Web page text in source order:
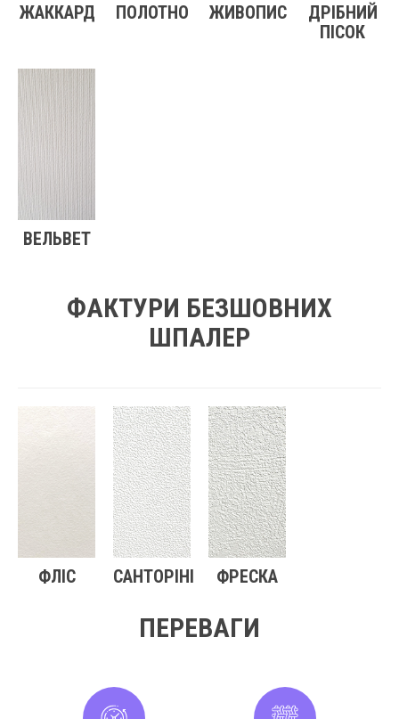
ЖАККАРД ПОЛОТНО ЖИВОПИС
ДРІБНИЙ
ПІСОК
ВЕЛЬВЕТ
ФАКТУРИ БЕЗШОВНИХ
ШПАЛЕР
ФЛІС САНТОРІНІ ФРЕСКА
ПЕРЕВАГИ